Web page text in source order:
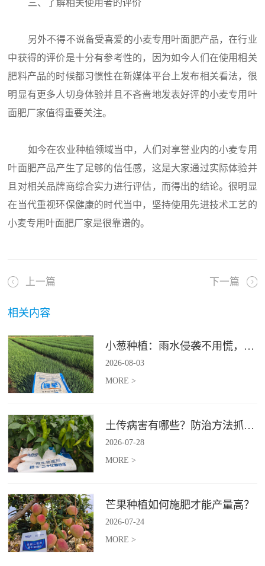
三、了解相关使用者的评价
另外不得不说备受喜爱的小麦专用叶面肥产品，在行业
中获得的评价是十分有参考性的，因为如今人们在使用相关
肥料产品的时候都习惯性在新媒体平台上发布相关看法，很
明显有更多人切身体验并且不吝啬地发表好评的小麦专用叶
面肥厂家值得重要关注。
如今在农业种植领域当中，人们对享誉业内的小麦专用
叶面肥产品产生了足够的信任感，这是大家通过实际体验并
且对相关品牌商综合实力进行评估，而得出的结论。很明显
在当代重视环保健康的时代当中，坚持使用先进技术工艺的
小麦专用叶面肥厂家是很靠谱的。
上一篇 下一篇
相关内容
小葱种植：雨水侵袭不用慌，四招稳住小葱产量
2026-08-03
MORE >
土传病害有哪些？防治方法抓紧收藏
2026-07-28
MORE >
芒果种植如何施肥才能产量高？
2026-07-24
MORE >